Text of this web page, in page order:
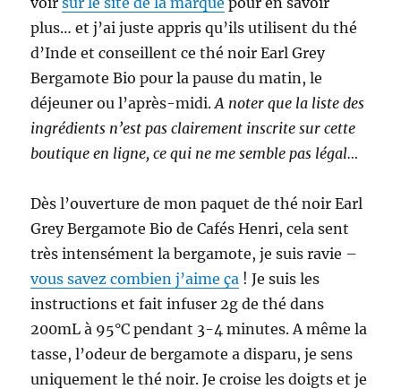
plus… et j’ai juste appris qu’ils utilisent du thé
d’Inde et conseillent ce thé noir Earl Grey
Bergamote Bio pour la pause du matin, le
déjeuner ou l’après-midi.A noter que la liste des
ingrédients n’est pas clairement inscrite sur cette
boutique en ligne, ce qui ne me semble pas légal…
Dès l’ouverture de mon paquet de thé noir Earl
Grey Bergamote Bio de Cafés Henri, cela sent
très intensément la bergamote, je suis ravie –
vous savez combien j’aime ça ! Je suis les
instructions et fait infuser 2g de thé dans
200mL à 95°C pendant 3-4 minutes. A même la
tasse, l’odeur de bergamote a disparu, je sens
uniquement le thé noir. Je croise les doigts et je